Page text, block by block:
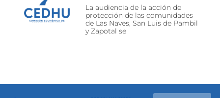
La audiencia de la acción de
protección de las comunidades
de Las Naves, San Luis de Pambil
y Zapotal se